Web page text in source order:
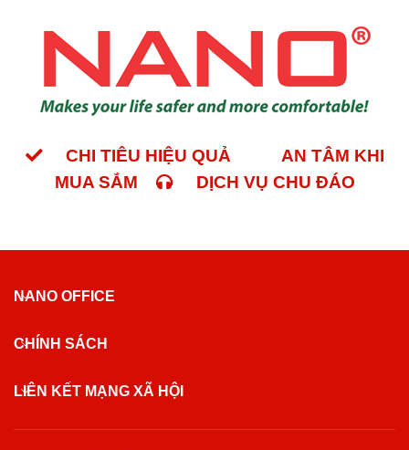
CHI TIÊU HIỆU QUẢ
AN TÂM KHI
MUA SẮM
DỊCH VỤ CHU ĐÁO
NANO OFFICE
CHÍNH SÁCH
LIÊN KẾT MẠNG XÃ HỘI